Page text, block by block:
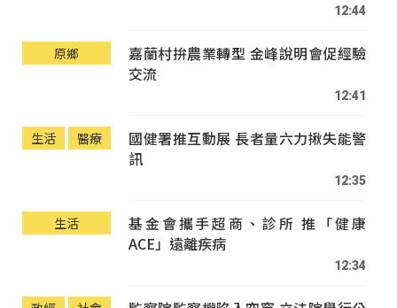
12:44
原鄉
嘉蘭村拚農業轉型 金峰說明會促經驗
交流
12:41
生活 醫療
國健署推互動展 長者量六力揪失能警
訊
12:35
生活
基金會攜手超商、診所 推「健康
ACE」遠離疾病
12:34